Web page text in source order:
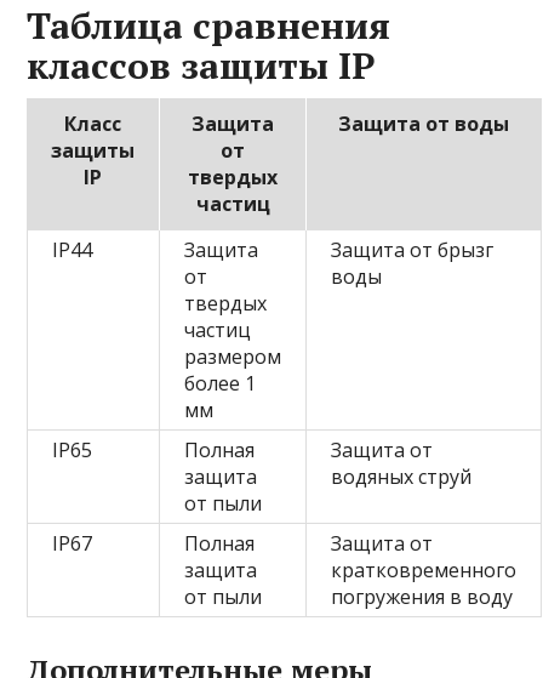
Таблица сравнения
классов защиты IP
Класс
защиты
IP
Защита
от
твердых
частиц
Защита от воды
IP44
Защита
от
твердых
частиц
размером
более 1
мм
Защита от брызг
воды
IP65
Полная
защита
от пыли
Защита от
водяных струй
IP67
Полная
защита
от пыли
Защита от
кратковременного
погружения в воду
Дополнительные меры